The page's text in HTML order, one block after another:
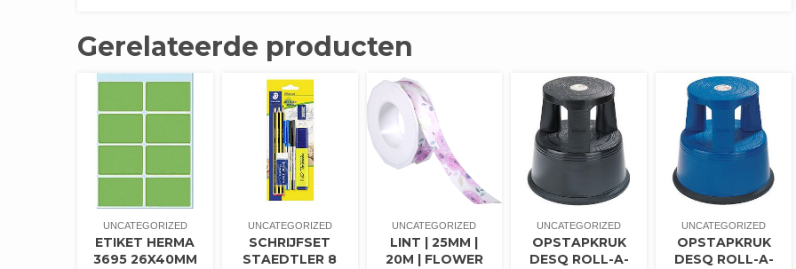
Gerelateerde producten
UNCATEGORIZED
ETIKET HERMA
3695 26X40MM
UNCATEGORIZED
SCHRIJFSET
STAEDTLER 8
UNCATEGORIZED
LINT | 25MM |
20M | FLOWER
UNCATEGORIZED
OPSTAPKRUK
DESQ ROLL-A-
UNCATEGORIZED
OPSTAPKRUK
DESQ ROLL-A-